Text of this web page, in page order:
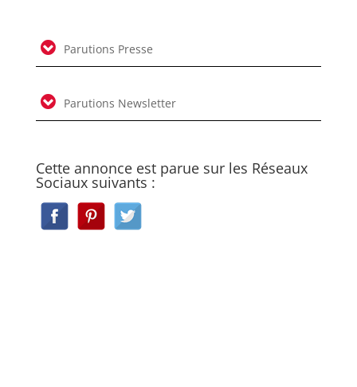
Parutions Presse
Parutions Newsletter
Cette annonce est parue sur les Réseaux
Sociaux suivants :